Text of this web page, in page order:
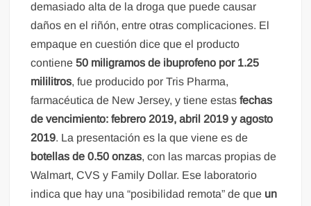
demasiado alta de la droga que puede causar
daños en el riñón, entre otras complicaciones. El
empaque en cuestión dice que el producto
contiene50 miligramos de ibuprofeno por 1.25
mililitros, fue producido por Tris Pharma,
farmacéutica de New Jersey, y tiene estasfechas
de vencimiento: febrero 2019, abril 2019 y agosto
2019. La presentación es la que viene es de
botellas de 0.50 onzas, con las marcas propias de
Walmart, CVS y Family Dollar. Ese laboratorio
indica que hay una “posibilidad remota” de que un